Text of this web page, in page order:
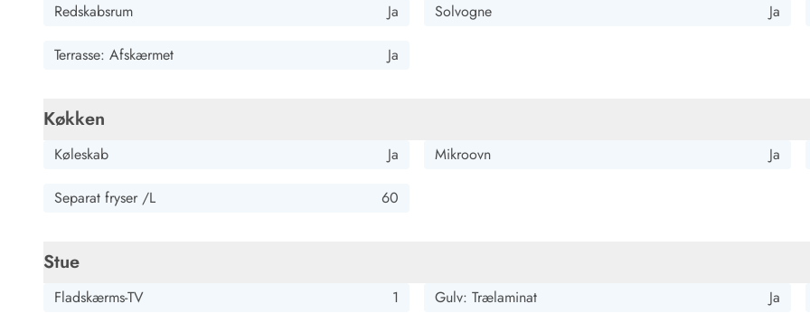
Redskabsrum Ja Solvogne Ja
Terrasse: Afskærmet Ja
Køkken
Køleskab Ja Mikroovn Ja
Separat fryser /L 60
Stue
Fladskærms-TV 1 Gulv: Trælaminat Ja